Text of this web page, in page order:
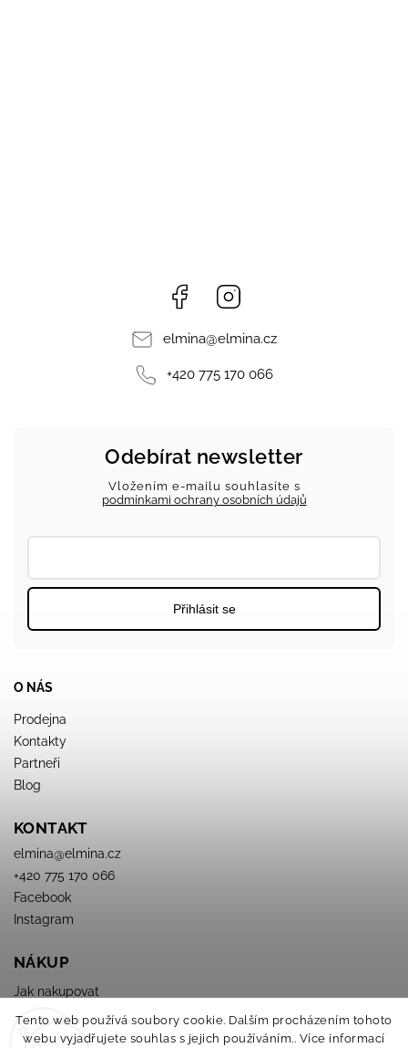
Tento web používá soubory cookie. Dalším procházením tohoto
webu vyjadřujete souhlas s jejich používáním.. Více informací
Facebook
elmina@elmina.cz
+420 775 170 066
O NÁS
Prodejna
Kontakty
Partneři
Blog
KONTAKT
elmina@elmina.cz
+420 775 170 066
Facebook
Instagram
NÁKUP
Jak nakupovat
Obchodné podmienky
Podmínky ochrany osobních údajů
Odebírat newsletter
Vložením e-mailu souhlasíte s
podmínkami ochrany osobních údajů
Přihlásit se